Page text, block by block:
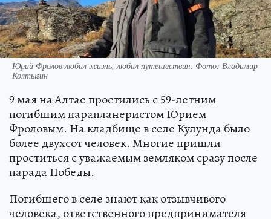
Юрий Фролов любил жизнь, любил путешествия. Фото: Владимир
Колтыгин
9 мая на Алтае простились с 59-летним
погибшим парапланеристом Юрием
Фроловым. На кладбище в селе Кулунда было
более двухсот человек. Многие пришли
проститься с уважаемым земляком сразу после
парада Победы.
Погибшего в селе знают как отзывчивого
человека, ответственного предпринимателя